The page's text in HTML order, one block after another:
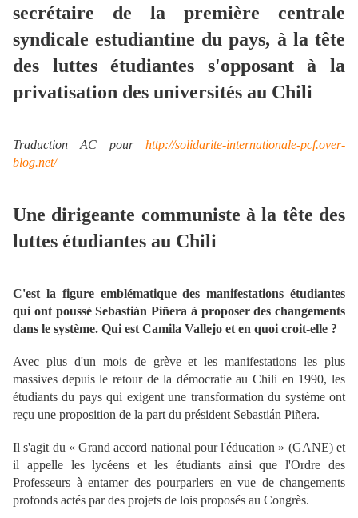
secrétaire de la première centrale
syndicale estudiantine du pays, à la tête
des luttes étudiantes s'opposant à la
privatisation des universités au Chili
Traduction AC pour http://solidarite-internationale-pcf.over-
blog.net/
Une dirigeante communiste à la tête des
luttes étudiantes au Chili
C'est la figure emblématique des manifestations étudiantes
qui ont poussé Sebastián Piñera à proposer des changements
dans le système. Qui est Camila Vallejo et en quoi croit-elle ?
Avec plus d'un mois de grève et les manifestations les plus
massives depuis le retour de la démocratie au Chili en 1990, les
étudiants du pays qui exigent une transformation du système ont
reçu une proposition de la part du président Sebastián Piñera.
Il s'agit du « Grand accord national pour l'éducation » (GANE) et
il appelle les lycéens et les étudiants ainsi que l'Ordre des
Professeurs à entamer des pourparlers en vue de changements
profonds actés par des projets de lois proposés au Congrès.